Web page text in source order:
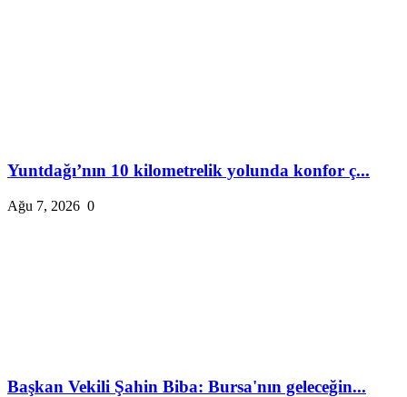
Yuntdağı’nın 10 kilometrelik yolunda konfor ç...
Ağu 7, 2026 0
Başkan Vekili Şahin Biba: Bursa'nın geleceğin...